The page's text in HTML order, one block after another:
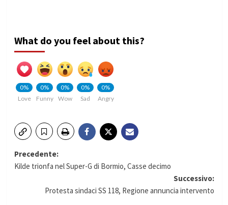
What do you feel about this?
0%
Love
0%
Funny
0%
Wow
0%
Sad
0%
Angry
Navigazione
Precedente:
Kilde trionfa nel Super-G di Bormio, Casse decimo
Successivo:
Protesta sindaci SS 118, Regione annuncia intervento